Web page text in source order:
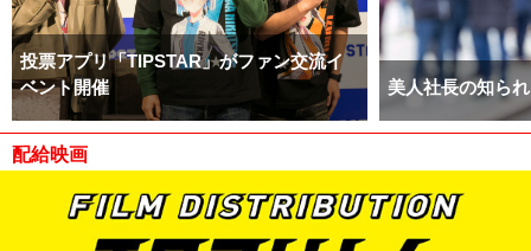
投票アプリ「TIPSTAR」がファン交流イ
ベント開催
美人社長の知ら
配給映画